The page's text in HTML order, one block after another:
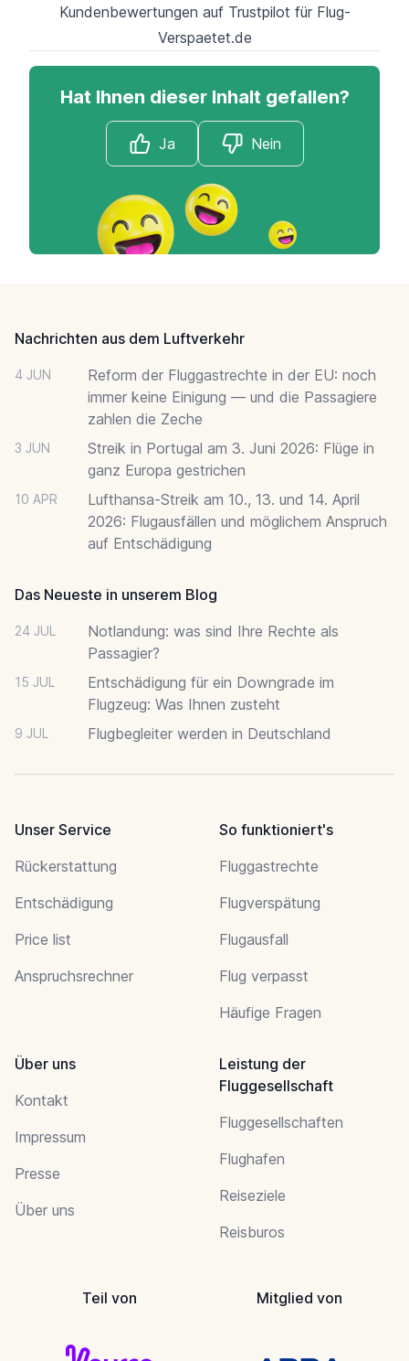
Kundenbewertungen auf Trustpilot für Flug-
Verspaetet.de
Hat Ihnen dieser Inhalt gefallen?
Ja Nein
Nachrichten aus dem Luftverkehr
4 JUN
Reform der Fluggastrechte in der EU: noch
immer keine Einigung — und die Passagiere
zahlen die Zeche
3 JUN
Streik in Portugal am 3. Juni 2026: Flüge in
ganz Europa gestrichen
10 APR
Lufthansa-Streik am 10., 13. und 14. April
2026: Flugausfällen und möglichem Anspruch
auf Entschädigung
Das Neueste in unserem Blog
24 JUL
Notlandung: was sind Ihre Rechte als
Passagier?
15 JUL
Entschädigung für ein Downgrade im
Flugzeug: Was Ihnen zusteht
9 JUL Flugbegleiter werden in Deutschland
Unser Service
Rückerstattung
Entschädigung
Price list
Anspruchsrechner
So funktioniert's
Fluggastrechte
Flugverspätung
Flugausfall
Flug verpasst
Häufige Fragen
Über uns
Kontakt
Impressum
Presse
Über uns
Leistung der
Fluggesellschaft
Fluggesellschaften
Flughafen
Reiseziele
Reisburos
Teil von Mitglied von